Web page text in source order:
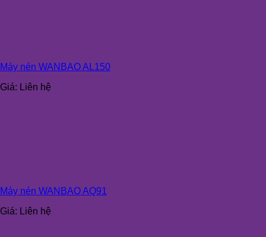
Máy nén WANBAO AL150
Giá: Liên hệ
Máy nén WANBAO AQ91
Giá: Liên hệ